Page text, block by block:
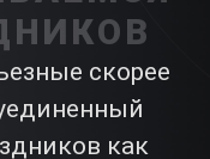
скорее
как